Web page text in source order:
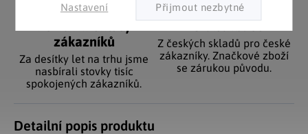
Nastavení
zákazníků
Za desítky let na trhu jsme
nasbírali stovky tisíc
spokojených zákazníků.
EU distribuce
Z českých skladů pro české
zákazníky. Značkové zboží
se zárukou původu.
Detailní popis produktu